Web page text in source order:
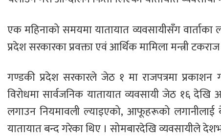
एक महिनाको समयमा यातायात व्यवसायीसँग
प्रदेश सरकारका प्रवक्ता एवं आर्थिक मामिला मन्त्री
गण्डकी प्रदेश सरकारले जेठ १ मा राजपत्रमा
विरोधमा सार्वजनिक यातायात व्यवसायी जेठ १६ देखि
लगाउन नियमावली ल्याइएको, आफूहरूको लगानीलाई
यातायात बन्द गरेका थिए । सोमबारदेखि व्यवसायीले